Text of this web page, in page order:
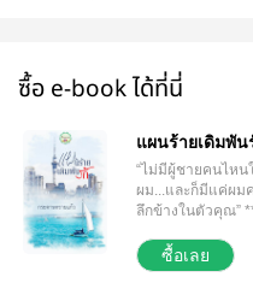
ซื้อ e-book ได้ที่นี่
แผนร้ายเดิมพัน
“ไม่มีผู้ชายคนไห
ผม...และก็มีแค่ผม
ลึกข้างในตัวคุณ”
ทริคโน้มหน้าของเ
ฝีปากของเขาอยู่แ
ซื้อเลย